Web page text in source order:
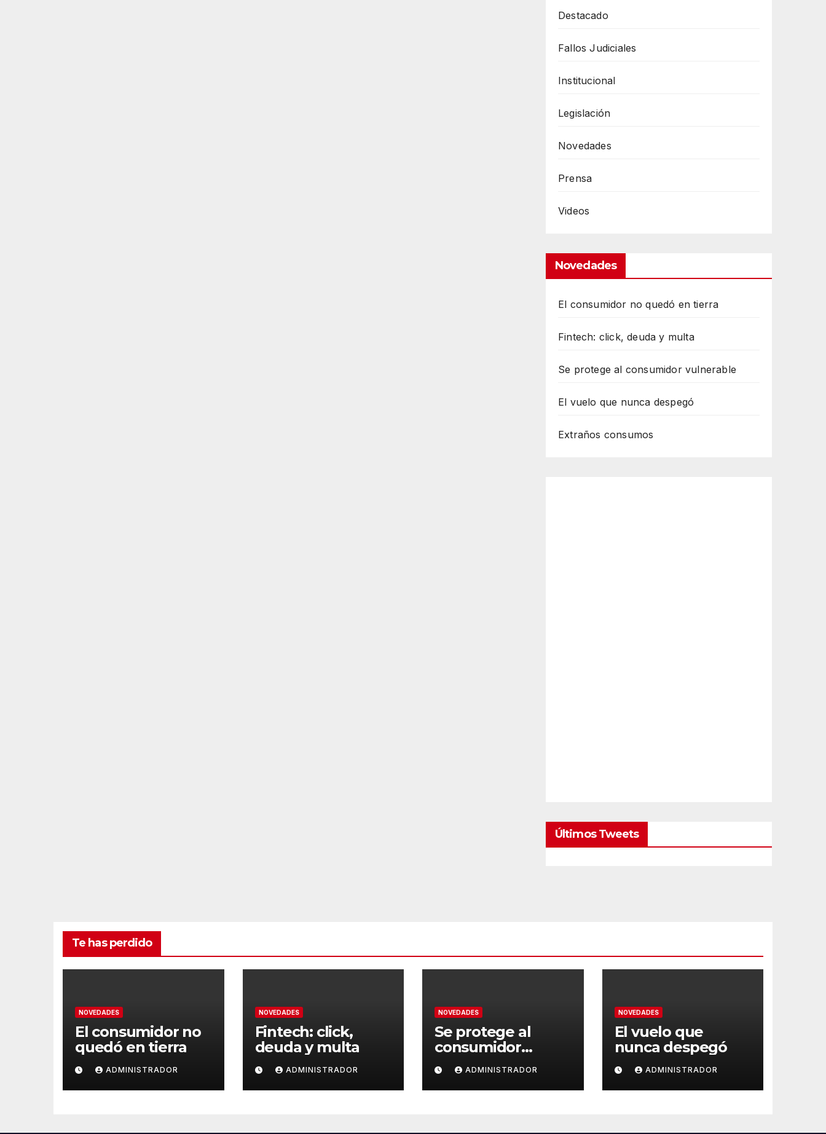
Destacado
Fallos Judiciales
Institucional
Legislación
Novedades
Prensa
Videos
Novedades
El consumidor no quedó en tierra
Fintech: click, deuda y multa
Se protege al consumidor vulnerable
El vuelo que nunca despegó
Extraños consumos
Últimos Tweets
Te has perdido
NOVEDADES
El consumidor no
quedó en tierra
ADMINISTRADOR
NOVEDADES
Fintech: click,
deuda y multa
ADMINISTRADOR
NOVEDADES
Se protege al
consumidor
vulnerable
ADMINISTRADOR
NOVEDADES
El vuelo que
nunca despegó
ADMINISTRADOR